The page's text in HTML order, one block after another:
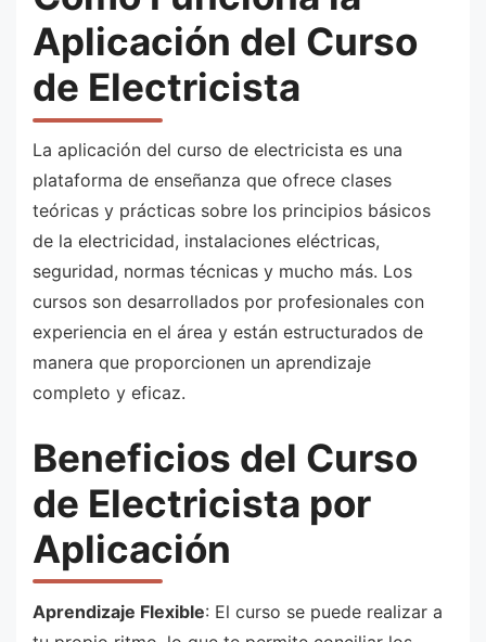
Aplicación del Curso
de Electricista
La aplicación del curso de electricista es una
plataforma de enseñanza que ofrece clases
teóricas y prácticas sobre los principios básicos
de la electricidad, instalaciones eléctricas,
seguridad, normas técnicas y mucho más. Los
cursos son desarrollados por profesionales con
experiencia en el área y están estructurados de
manera que proporcionen un aprendizaje
completo y eficaz.
Beneficios del Curso
de Electricista por
Aplicación
Aprendizaje Flexible: El curso se puede realizar a